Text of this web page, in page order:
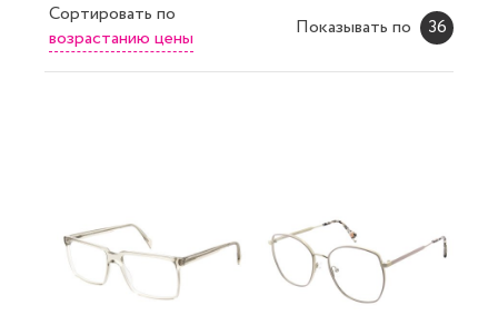
Сортировать по
возрастанию цены
Показывать по 36